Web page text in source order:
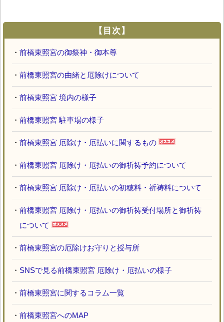
【目次】
・ 前橋東照宮の御祭神・御本尊
・ 前橋東照宮の由緒と厄除けについて
・ 前橋東照宮 境内の様子
・ 前橋東照宮 駐車場の様子
・ 前橋東照宮 厄除け・厄払いに関するもの
・ 前橋東照宮 厄除け・厄払いの御祈祷予約について
・ 前橋東照宮 厄除け・厄払いの初穂料・祈祷料について
・ 前橋東照宮 厄除け・厄払いの御祈祷受付場所と御祈祷
について
・ 前橋東照宮の厄除けお守りと授与所
・ SNSで見る前橋東照宮 厄除け・厄払いの様子
・ 前橋東照宮に関するコラム一覧
・ 前橋東照宮へのMAP